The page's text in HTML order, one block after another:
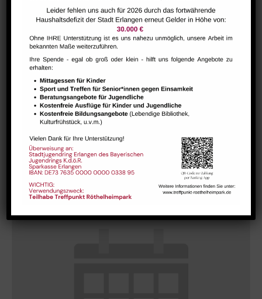
Bharathanatiyam Kindertanzgruppe
August 9 @ 10:00 - 12:00